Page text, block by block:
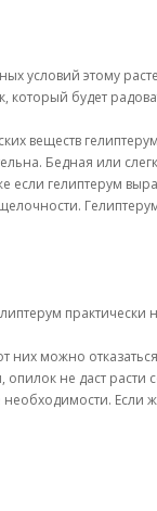
условий этому
который будет
веществ
Бедная или
если гелиптерум
практически
можно
не даст расти
Если